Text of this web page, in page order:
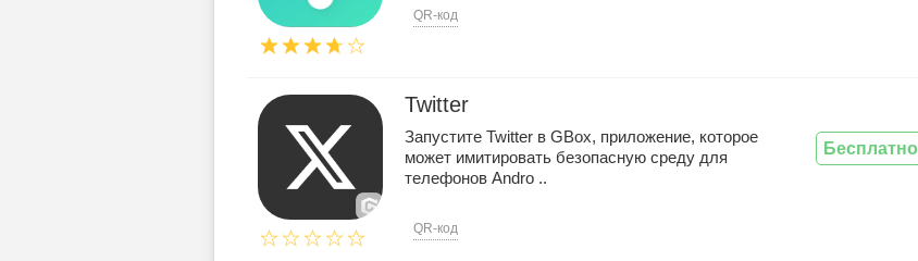
QR-код
Twitter
Запустите Twitter в GBox, приложение, которое
может имитировать безопасную среду для
телефонов Andro ..
QR-код
Бесплатно